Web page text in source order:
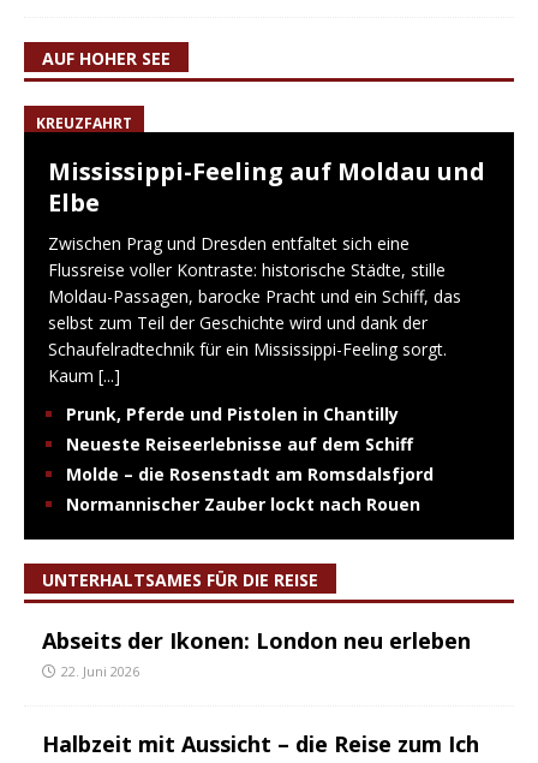
AUF HOHER SEE
KREUZFAHRT
Mississippi-Feeling auf Moldau und
Elbe
Zwischen Prag und Dresden entfaltet sich eine
Flussreise voller Kontraste: historische Städte, stille
Moldau-Passagen, barocke Pracht und ein Schiff, das
selbst zum Teil der Geschichte wird und dank der
Schaufelradtechnik für ein Mississippi-Feeling sorgt.
Kaum [...]
Prunk, Pferde und Pistolen in Chantilly
Neueste Reiseerlebnisse auf dem Schiff
Molde – die Rosenstadt am Romsdalsfjord
Normannischer Zauber lockt nach Rouen
UNTERHALTSAMES FÜR DIE REISE
Abseits der Ikonen: London neu erleben
22. Juni 2026
Halbzeit mit Aussicht – die Reise zum Ich